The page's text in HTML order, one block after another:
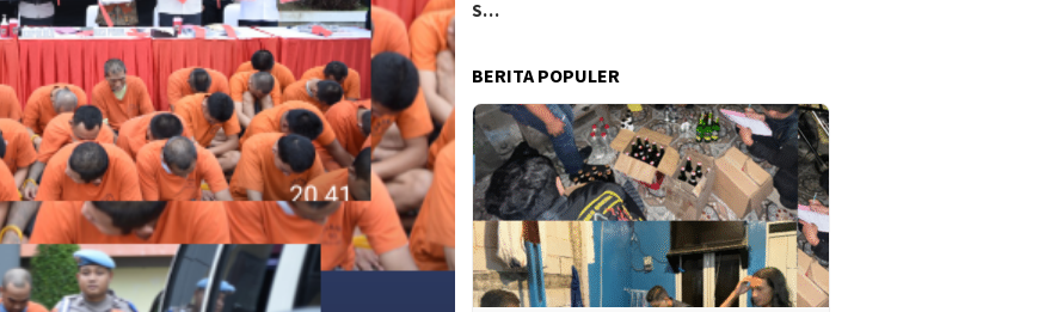
S…
BERITA POPULER